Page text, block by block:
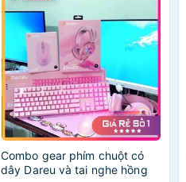
Combo gear phím chuột có
dây Dareu và tai nghe hồng